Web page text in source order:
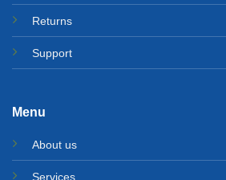
Returns
Support
Menu
About us
Services